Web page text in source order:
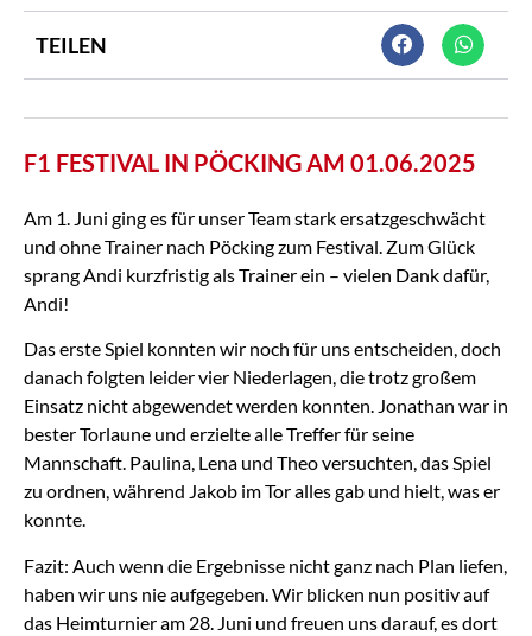
TEILEN
F1 FESTIVAL IN PÖCKING AM 01.06.2025
Am 1. Juni ging es für unser Team stark ersatzgeschwächt
und ohne Trainer nach Pöcking zum Festival. Zum Glück
sprang Andi kurzfristig als Trainer ein – vielen Dank dafür,
Andi!
Das erste Spiel konnten wir noch für uns entscheiden, doch
danach folgten leider vier Niederlagen, die trotz großem
Einsatz nicht abgewendet werden konnten. Jonathan war in
bester Torlaune und erzielte alle Treffer für seine
Mannschaft. Paulina, Lena und Theo versuchten, das Spiel
zu ordnen, während Jakob im Tor alles gab und hielt, was er
konnte.
Fazit: Auch wenn die Ergebnisse nicht ganz nach Plan liefen,
haben wir uns nie aufgegeben. Wir blicken nun positiv auf
das Heimturnier am 28. Juni und freuen uns darauf, es dort